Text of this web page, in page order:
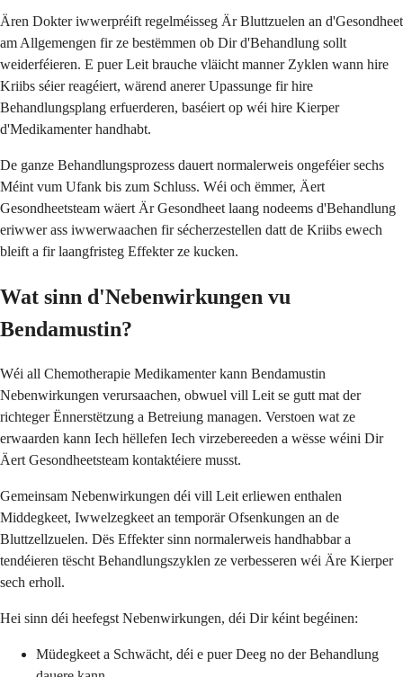
Ären Dokter iwwerpréift regelméisseg Är Bluttzuelen an d'Gesondheet
am Allgemengen fir ze bestëmmen ob Dir d'Behandlung sollt
weiderféieren. E puer Leit brauche vläicht manner Zyklen wann hire
Kriibs séier reagéiert, wärend anerer Upassunge fir hire
Behandlungsplang erfuerderen, baséiert op wéi hire Kierper
d'Medikamenter handhabt.
De ganze Behandlungsprozess dauert normalerweis ongeféier sechs
Méint vum Ufank bis zum Schluss. Wéi och ëmmer, Äert
Gesondheetsteam wäert Är Gesondheet laang nodeems d'Behandlung
eriwwer ass iwwerwaachen fir sécherzestellen datt de Kriibs ewech
bleift a fir laangfristeg Effekter ze kucken.
Wat sinn d'Nebenwirkungen vu
Bendamustin?
Wéi all Chemotherapie Medikamenter kann Bendamustin
Nebenwirkungen verursaachen, obwuel vill Leit se gutt mat der
richteger Ënnerstëtzung a Betreiung managen. Verstoen wat ze
erwaarden kann Iech hëllefen Iech virzebereeden a wësse wéini Dir
Äert Gesondheetsteam kontaktéiere musst.
Gemeinsam Nebenwirkungen déi vill Leit erliewen enthalen
Middegkeet, Iwwelzegkeet an temporär Ofsenkungen an de
Bluttzellzuelen. Dës Effekter sinn normalerweis handhabbar a
tendéieren tëscht Behandlungszyklen ze verbesseren wéi Äre Kierper
sech erholl.
Hei sinn déi heefegst Nebenwirkungen, déi Dir kéint begéinen:
Müdegkeet a Schwächt, déi e puer Deeg no der Behandlung